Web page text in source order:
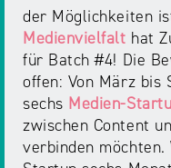
gegen
Desinformation
Safer
Internet
Day
der Möglichkeiten
Medienvielfalt hat
für Batch #4! Die
offen: Von März bis
sechs Medien-
zwischen Content
verbinden